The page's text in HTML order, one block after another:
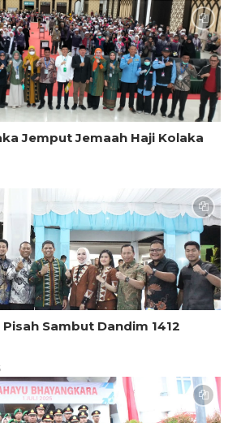
Jemput Jemaah Haji Kolaka
Sambut Dandim 1412